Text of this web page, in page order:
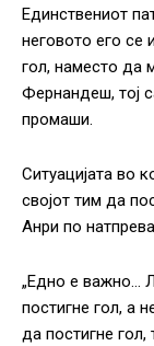
Единствениот
неговото его се
гол, наместо да
Фернандеш, тој
промаши.
Ситуацијата во
својот тим да
Анри по
„Едно е важно…
постигне гол, а
да постигне гол,